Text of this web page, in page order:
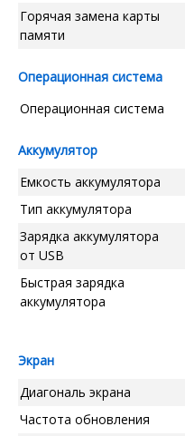
Горячая замена карты
памяти
Операционная система
Операционная система
Аккумулятор
Емкость аккумулятора
Тип аккумулятора
Зарядка аккумулятора
от USB
Быстрая зарядка
аккумулятора
Экран
Диагональ экрана
Частота обновления